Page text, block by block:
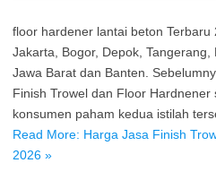
floor hardener lantai beton Terbaru
Jakarta, Bogor, Depok, Tangerang,
Jawa Barat dan Banten.
Finish Trowel dan Floor Hardnener
konsumen paham kedua istilah
Read More: Harga Jasa Finish
2026 »